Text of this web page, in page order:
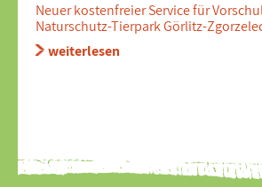
Neuer kostenfreier Service für
Naturschutz-Tierpark Görlitz-
weiterlesen